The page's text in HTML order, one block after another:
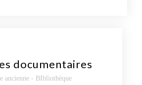
documentaires
ancienne - BIbliothèque